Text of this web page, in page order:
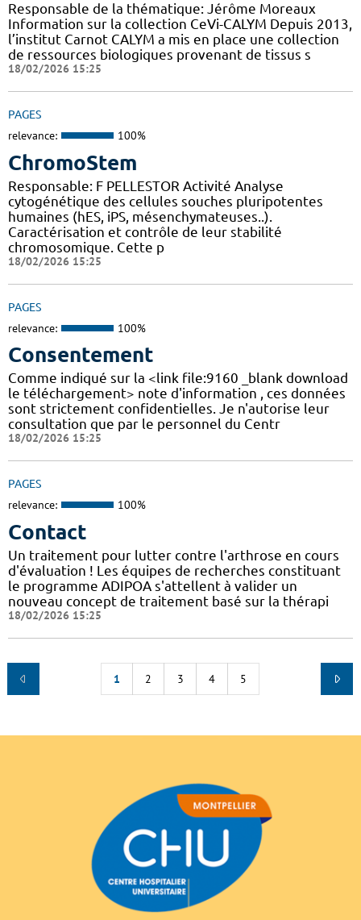
Responsable de la thématique: Jérôme Moreaux
Information sur la collection CeVi-CALYM Depuis 2013,
l’institut Carnot CALYM a mis en place une collection
de ressources biologiques provenant de tissus s
18/02/2026 15:25
PAGES
relevance: 100%
ChromoStem
Responsable: F PELLESTOR Activité Analyse
cytogénétique des cellules souches pluripotentes
humaines (hES, iPS, mésenchymateuses..).
Caractérisation et contrôle de leur stabilité
chromosomique. Cette p
18/02/2026 15:25
PAGES
relevance: 100%
Consentement
Comme indiqué sur la <link file:9160 _blank download
le téléchargement> note d'information , ces données
sont strictement confidentielles. Je n'autorise leur
consultation que par le personnel du Centr
18/02/2026 15:25
PAGES
relevance: 100%
Contact
Un traitement pour lutter contre l'arthrose en cours
d'évaluation ! Les équipes de recherches constituant
le programme ADIPOA s'attellent à valider un
nouveau concept de traitement basé sur la thérapi
18/02/2026 15:25
1 2 3 4 5